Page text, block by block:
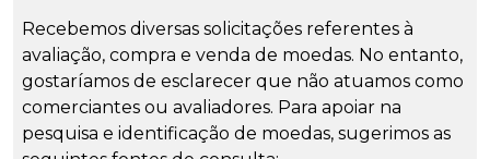
Recebemos diversas solicitações referentes à
avaliação, compra e venda de moedas. No entanto,
gostaríamos de esclarecer que não atuamos como
comerciantes ou avaliadores. Para apoiar na
pesquisa e identificação de moedas, sugerimos as